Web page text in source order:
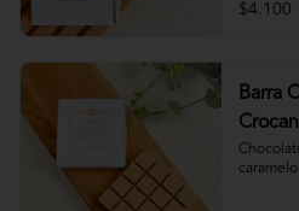
$4.100
Barra